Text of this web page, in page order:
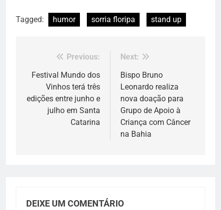
Tagged: humor sorria floripa stand up
Navegação
de
Post
Previous:
Festival Mundo dos
Vinhos terá três
edições entre junho e
julho em Santa
Catarina
Next:
Bispo Bruno
Leonardo realiza
nova doação para
Grupo de Apoio à
Criança com Câncer
na Bahia
DEIXE UM COMENTÁRIO